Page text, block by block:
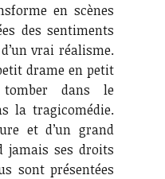
en scènes
des sentiments
vrai réalisme.
drame en petit
dans le
la tragicomédie.
et d’un grand
jamais ses droits
sont présentées